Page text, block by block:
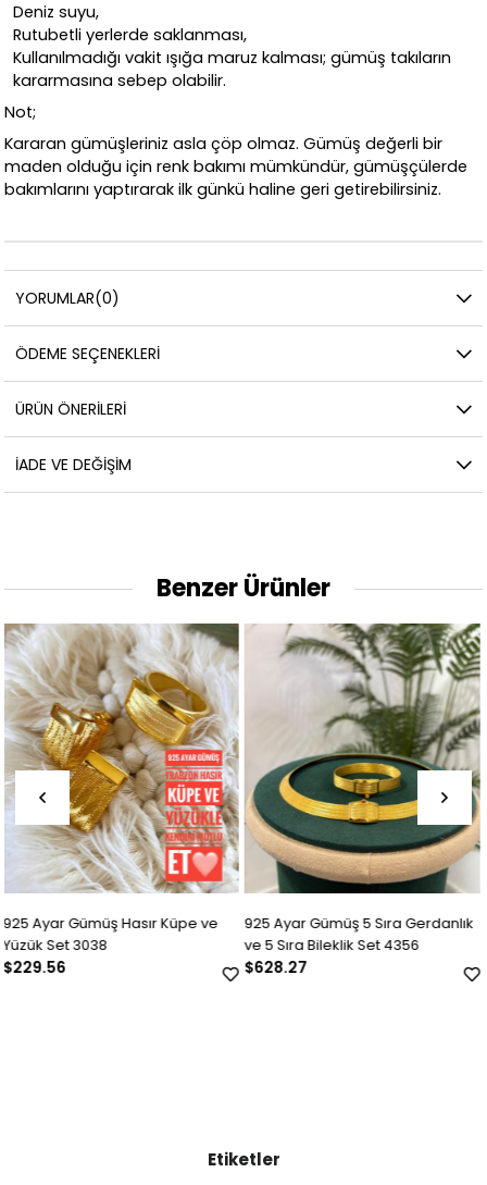
Deniz suyu,
Rutubetli yerlerde saklanması,
Kullanılmadığı vakit ışığa maruz kalması; gümüş takıların
kararmasına sebep olabilir.
Not;
Kararan gümüşleriniz asla çöp olmaz. Gümüş değerli bir
maden olduğu için renk bakımı mümkündür, gümüşçülerde
bakımlarını yaptırarak ilk günkü haline geri getirebilirsiniz.
YORUMLAR(0)
ÖDEME SEÇENEKLERI
ÜRÜN ÖNERILERI
İADE VE DEĞIŞIM
Benzer Ürünler
925 Ayar Gümüş 5 Sıra Gerdanlık
ve 5 Sıra Bileklik Set 4356
$628.27
925 Ayar Gümüş Hasır Küpe ve
Yüzük Set
$193.31
Etiketler